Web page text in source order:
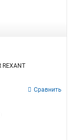
REXANT
Сравнить